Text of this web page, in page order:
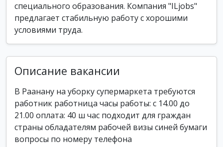
специального образования. Компания "ILjobs"
предлагает стабильную работу с хорошими
условиями труда.
Описание вакансии
В Раанану на уборку супермаркета требуются
работник работница часы работы: с 14.00 до
21.00 оплата: 40 ш час подходит для граждан
страны обладателям рабочей визы синей бумаги
вопросы по номеру телефона